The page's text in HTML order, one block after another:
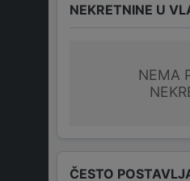
NEKRETNINE U
NEMA
ČESTO